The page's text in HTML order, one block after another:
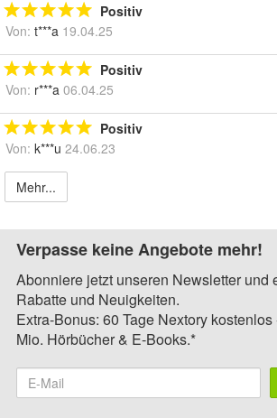
Positiv
Von: t***a 19.04.25
Positiv
Von: r***a 06.04.25
Positiv
Von: k***u 24.06.23
Mehr...
Verpasse keine Angebote mehr!
Abonniere jetzt unseren Newsletter und
Rabatte und Neuigkeiten.
Extra-Bonus: 60 Tage Nextory
Mio. Hörbücher & E-Books.*